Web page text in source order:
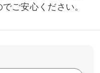
ご安心ください。